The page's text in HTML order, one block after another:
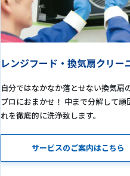
レンジフード・換気扇クリー
自分ではなかなか落とせない換気扇
プロにおまかせ！ 中まで分解して頑
れを徹底的に洗浄致します。
サービスのご案内はこちら